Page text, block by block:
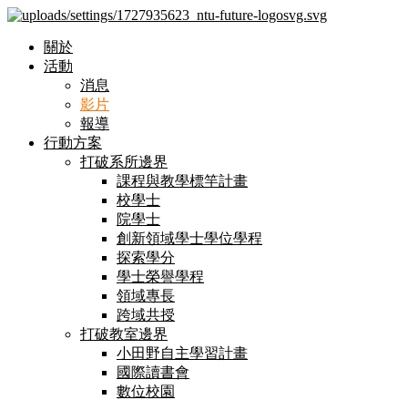
關於
活動
消息
影片
報導
行動方案
打破系所邊界
課程與教學標竿計畫
校學士
院學士
創新領域學士學位學程
探索學分
學士榮譽學程
領域專長
跨域共授
打破教室邊界
小田野自主學習計畫
國際讀書會
數位校園